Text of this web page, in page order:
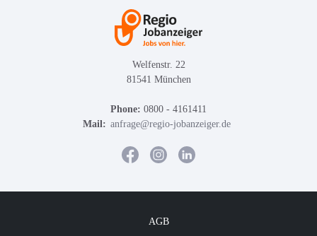
Welfenstr. 22
81541 München
Phone: 0800 - 4161411
Mail: anfrage@regio-jobanzeiger.de
AGB